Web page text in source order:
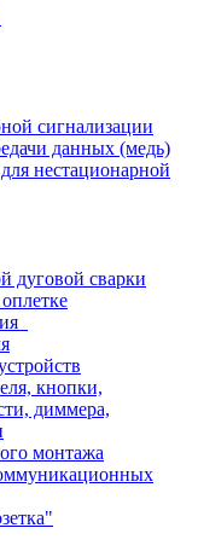
сигнализации
данных (медь)
нестационарной
дуговой сварки
кнопки,
диммера,
монтажа